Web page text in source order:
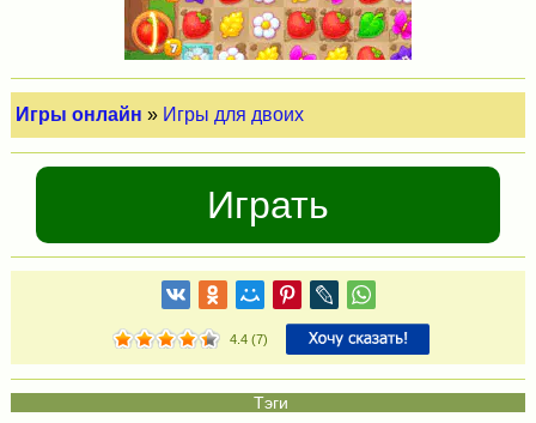
Игры онлайн » Игры для двоих
Играть
4.4(7)